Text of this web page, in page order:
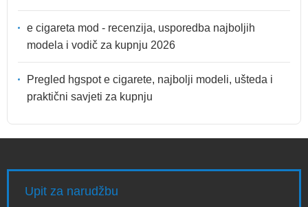
e cigareta mod - recenzija, usporedba najboljih
modela i vodič za kupnju 2026
Pregled hgspot e cigarete, najbolji modeli, ušteda i
praktični savjeti za kupnju
Upit za narudžbu